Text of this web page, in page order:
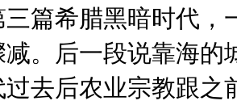
篇希腊黑暗时代，
减。后一段说靠海
过去后农业宗教跟